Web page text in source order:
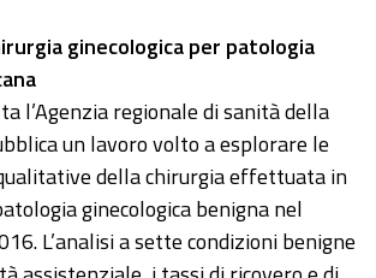
ginecologica per patologia
l’Agenzia regionale di sanità della
un lavoro volto a esplorare le
della chirurgia effettuata in
ginecologica benigna nel
L’analisi a sette condizioni benigne